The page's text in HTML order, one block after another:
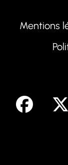
Mentions